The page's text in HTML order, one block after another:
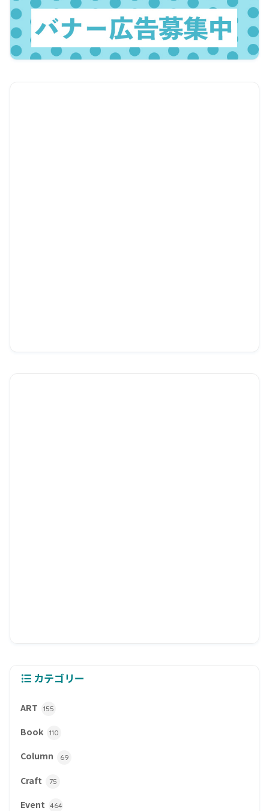
カテゴリー
ART 155
Book 110
Column 69
Craft 75
Event 464